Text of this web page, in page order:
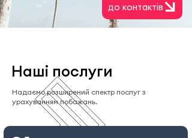
до контактів
Наші послуги
Надаємо розширений спектр послуг з
урахуванням побажань.